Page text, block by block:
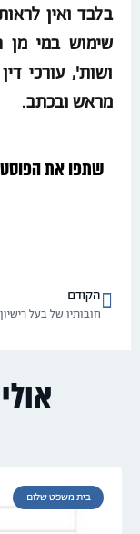
בלבד ואין
שימוש במי מן
ושות', עורכי
מראש ובכתב.
שתפו את
הקודם
חובותיו של בעל רישיון
בית משפט שלום